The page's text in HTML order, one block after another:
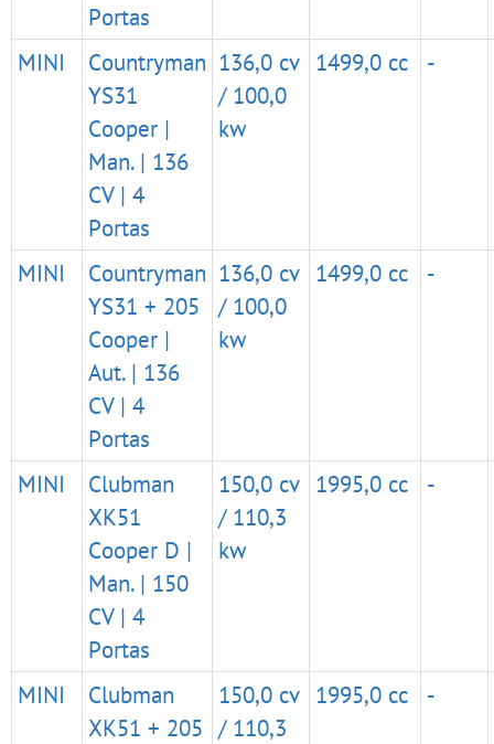
Portas
MINI
Countryman
YS31
Cooper |
Man. | 136
CV | 4
Portas
136,0 cv
/ 100,0
kw
1499,0 cc -
MINI
Countryman
YS31 + 205
Cooper |
Aut. | 136
CV | 4
Portas
136,0 cv
/ 100,0
kw
1499,0 cc -
MINI
Clubman
XK51
Cooper D |
Man. | 150
CV | 4
Portas
150,0 cv
/ 110,3
kw
1995,0 cc -
MINI
Clubman
XK51 + 205
150,0 cv
/ 110,3
1995,0 cc -